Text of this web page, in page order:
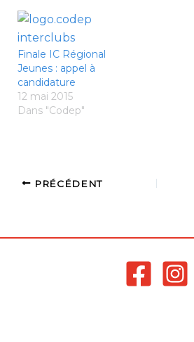
les catégories poussins
et benjamins et le Club
d'Auray-56 accueille les
catégories minimes et
cadets. Retrouvez les
sélections et les
convocations sur notre
page dédiée ICI
Finale IC Régional
Jeunes : appel à
candidature
12 mai 2015
Dans "Codep"
PRÉCÉDENT